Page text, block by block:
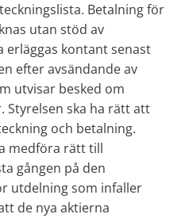
Betalning för
utan stöd av
erläggas kontant senast
efter avsändande av
utvisar besked om
Styrelsen ska ha rätt att
och betalning.
medföra rätt till
gången på den
utdelning som infaller
de nya aktierna